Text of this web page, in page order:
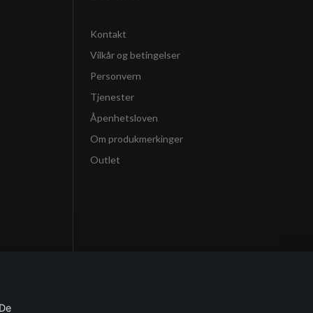
Kontakt
Vilkår og betingelser
Personvern
Tjenester
Åpenhetsloven
Om produkmerkinger
Outlet